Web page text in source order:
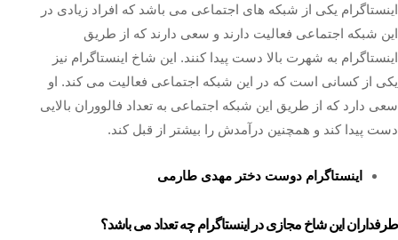
اینستاگرام یکی از شبکه های اجتماعی می باشد که افراد زیادی در
این شبکه اجتماعی فعالیت دارند و سعی دارند که از طریق
اینستاگرام به شهرت بالا دست پیدا کنند. این شاخ اینستاگرام نیز
یکی از کسانی است که در این شبکه اجتماعی فعالیت می‌ کند. او
سعی دارد که از طریق این شبکه اجتماعی به تعداد فالووران بالایی
دست پیدا کند و همچنین درآمدش را بیشتر از قبل کند.
اینستاگرام دوست دختر مهدی طارمی
طرفداران این شاخ مجازی در اینستاگرام چه تعداد می باشد؟